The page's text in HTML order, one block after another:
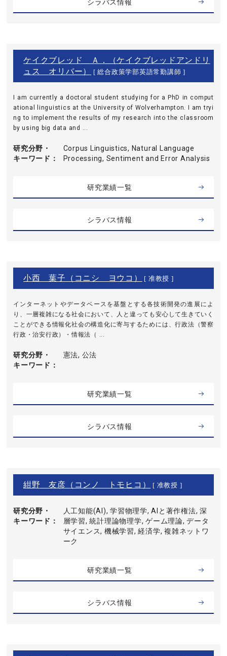
シラバス情報
ケイクブレッド Ａ．（ケイクブレッドアンドリ
ュス オリバー）
[ 総合政策学部英語常勤講師 ]
I am currently a doctoral student studying for a PhD in comput
ational linguistics at the University of Wolverhampton. I am tryi
ng to implement the results of my research into the classroom
by using big data and ...
研究分野・
キーワード
Corpus Linguistics, Natural Language
Processing, Sentiment and Error Analysis
研究業績一覧
シラバス情報
小西 葉子（コニシ ヨウコ） [ 准教授 ]
インターネットやデータベースを基盤とする各技術開発の進展によ
り、一層複雑になる社会において、人と違っても安心して生きていく
ことができる情報化社会の構造化に寄与するためには、行政法（警察
行政・治安行政）・情報法（ ...
研究分野・
キーワード
憲法, 公法
研究業績一覧
シラバス情報
紺野 友彦（コンノ トモヒコ） [ 准教授 ]
研究分野・
キーワード
人工知能(AI), 学習物理学, AIと著作権法, 深
層学習, 統計理論物理学, ゲーム理論, データ
サイエンス, 機械学習, 経済学, 複雑ネットワ
ーク
研究業績一覧
シラバス情報